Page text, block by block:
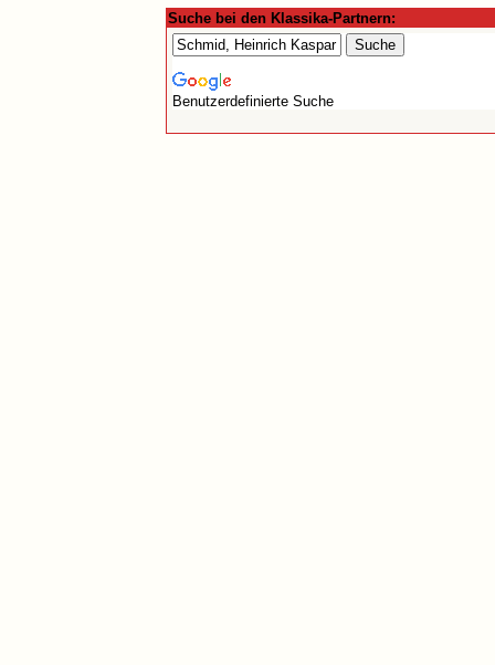
Suche bei den Klassika-Partnern:
Benutzerdefinierte Suche